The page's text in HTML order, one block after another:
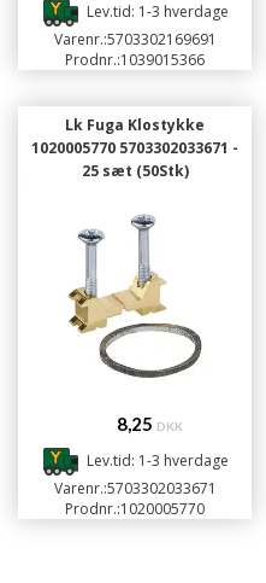
Lev.tid: 1-3 hverdage
Varenr.:5703302169691
Prodnr.:1039015366
Lk Fuga Klostykke
1020005770 5703302033671 -
25 sæt (50Stk)
8,25 DKK
Lev.tid: 1-3 hverdage
Varenr.:5703302033671
Prodnr.:1020005770